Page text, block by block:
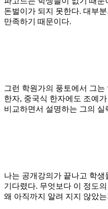
돈벌이가 되지 못한다. 대부분
만족하기 때문이다.
그런 학원가의 풍토에서 그는
한자, 중국식 한자에도 조예
비교하면서 설명하는 그의
나는 공개강의가 끝나고 학
기다렸다. 무엇보다 이 정도
왜 아직까지 알려 지지 않았